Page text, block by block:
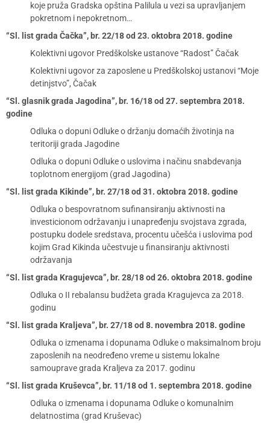
koje pruža Gradska opština Palilula u vezi sa upravljanjem
pokretnom i nepokretnom…
“Sl. list grada Čačka”, br. 22/18 od 23. oktobra 2018. godine
Kolektivni ugovor Predškolske ustanove “Radost” Čačak
Kolektivni ugovor za zaposlene u Predškolskoj ustanovi “Moje
detinjstvo”, Čačak
“Sl. glasnik grada Jagodina”, br. 16/18 od 27. septembra 2018.
godine
Odluka o dopuni Odluke o držanju domaćih životinja na
teritoriji grada Jagodine
Odluka o dopuni Odluke o uslovima i načinu snabdevanja
toplotnom energijom (grad Jagodina)
“Sl. list grada Kikinde”, br. 27/18 od 31. oktobra 2018. godine
Odluka o bespovratnom sufinansiranju aktivnosti na
investicionom održavanju i unapređenju svojstava zgrada,
postupku dodele sredstava, procentu učešća i uslovima pod
kojim Grad Kikinda učestvuje u finansiranju aktivnosti
održavanja
“Sl. list grada Kragujevca”, br. 28/18 od 26. oktobra 2018. godine
Odluka o II rebalansu budžeta grada Kragujevca za 2018.
godinu
“Sl. list grada Kraljeva”, br. 27/18 od 8. novembra 2018. godine
Odluka o izmenama i dopunama Odluke o maksimalnom broju
zaposlenih na neodređeno vreme u sistemu lokalne
samouprave grada Kraljeva za 2017. godinu
“Sl. list grada Kruševca”, br. 11/18 od 1. septembra 2018. godine
Odluka o izmenama i dopunama Odluke o komunalnim
delatnostima (grad Kruševac)